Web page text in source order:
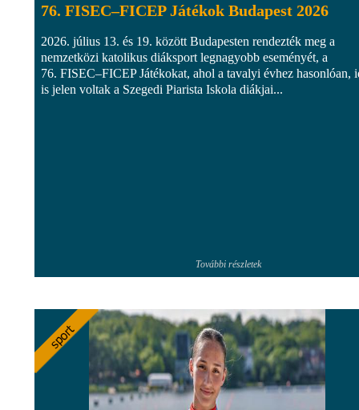
76. FISEC–FICEP Játékok Budapest 2026
2026. július 13. és 19. között Budapesten rendezték meg a
nemzetközi katolikus diáksport legnagyobb eseményét, a
76. FISEC–FICEP Játékokat, ahol a tavalyi évhez hasonlóan,
is jelen voltak a Szegedi Piarista Iskola diákjai...
További részletek